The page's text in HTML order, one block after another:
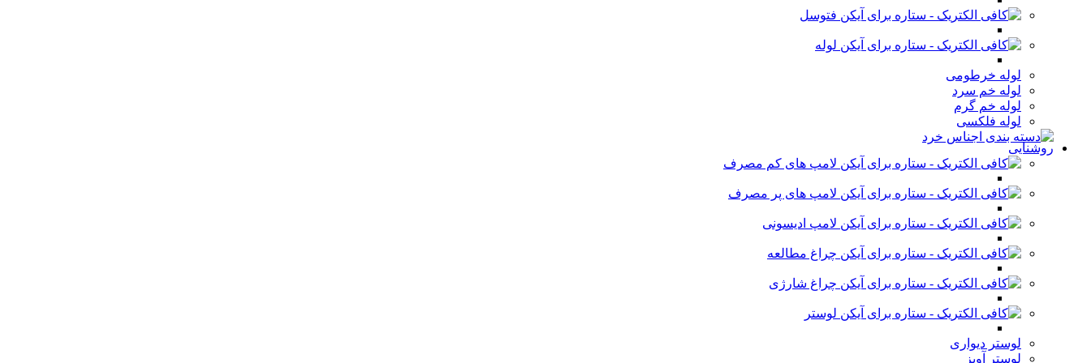
فتوسل
لوله
لوله خرطومی
لوله خم سرد
لوله خم گرم
لوله فلکسی
روشنایی
لامپ های کم مصرف
لامپ های پر مصرف
لامپ ادیسونی
چراغ مطالعه
چراغ شارژی
لوستر
لوستر دیواری
لوستر آویز